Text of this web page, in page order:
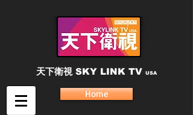
天下衛視 SKY LINK TV USA
Home